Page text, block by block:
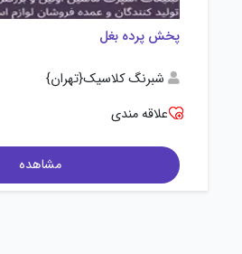
پخش پرده بغل
شبرنگ کلاسیک{تهران}
علاقه مندی
مشاهده